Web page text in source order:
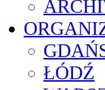
ŁÓDŹ